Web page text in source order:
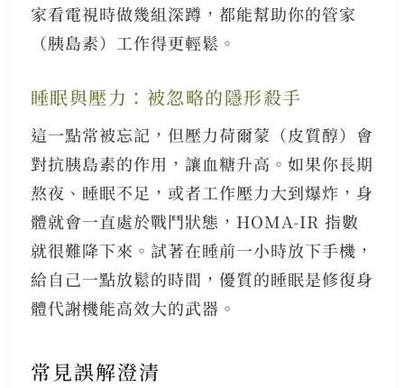
家看電視時做幾組深蹲，都能幫助你的管家
（胰島素）工作得更輕鬆。
睡眠與壓力：被忽略的隱形殺手
這一點常被忘記，但壓力荷爾蒙（皮質醇）會
對抗胰島素的作用，讓血糖升高。如果你長期
熬夜、睡眠不足，或者工作壓力大到爆炸，身
體就會一直處於戰鬥狀態，HOMA-IR 指數
就很難降下來。試著在睡前一小時放下手機，
給自己一點放鬆的時間，優質的睡眠是修復身
體代謝機能高效大的武器。
常見誤解澄清